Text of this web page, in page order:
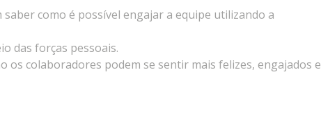
como é possível engajar a equipe utilizando a
das forças pessoais.
os colaboradores podem se sentir mais felizes, engajados e